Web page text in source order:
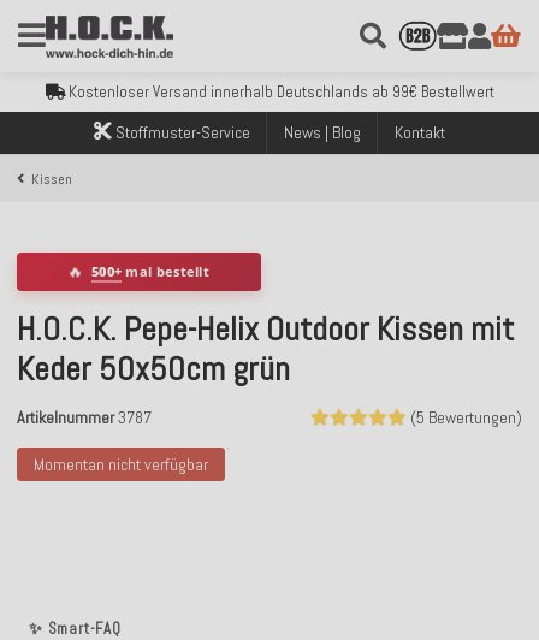
Über 120.000 erfolgreich versendete Bestellungen
Sicher bezahlen mit Klarna, PayPal & Amazon Pay
Kostenloser Versand innerhalb Deutschlands ab 99€ Bestellwert
Über 120.000 erfolgreich versendete Bestellungen
Stoffmuster-Service News | Blog Kontakt
Kissen
Momentan nicht verfügbar
✨ Smart-FAQ
🔥 500+ mal bestellt
H.O.C.K. Pepe-Helix Outdoor Kissen mit
Keder 50x50cm grün
(5 Bewertungen)
Artikelnummer3787